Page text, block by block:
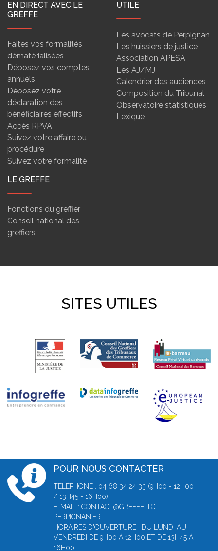
EN DIRECT AVEC LE
GREFFE
Faites vos formalités
dématérialisées
Déposez vos comptes
annuels
Déposez votre
déclaration des
bénéficiaires effectifs
Accès RPVA
Suivez votre affaire ou
procédure
Suivez votre formalité
UTILE
Les avocats de Perpignan
Les huissiers de justice
Association APESA
Les AJ/MJ
Calendrier des audiences
Composition du Tribunal
Observatoire statistiques
Lexique
LE GREFFE
Fonctions du greffier
Conseil national des
greffiers
SITES UTILES
POUR NOUS CONTACTER
TÉLÉPHONE : 04 68 34 24 33 (9H00 - 12H00
/ 13H45 - 16H00)
E-MAIL : CONTACT@GREFFE-TC-
PERPIGNAN.FR
HORAIRES D'OUVERTURE : DU LUNDI AU
VENDREDI DE 9H00 À 12H00 ET DE 13H45 À
16H00